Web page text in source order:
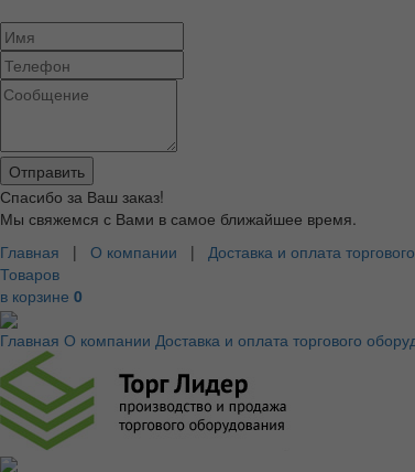
Спасибо за Ваш заказ!
Мы свяжемся с Вами в самое ближайшее время.
Главная | О компании | Доставка и оплата
Товаров
в корзине 0
Главная О компании Доставка и оплата торгового